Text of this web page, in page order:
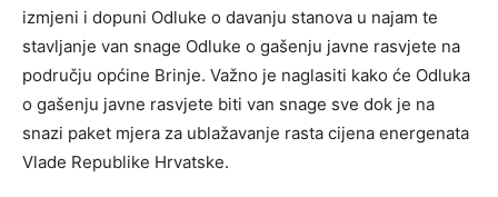
izmjeni i dopuni Odluke o davanju stanova u najam te
stavljanje van snage Odluke o gašenju javne rasvjete na
području općine Brinje. Važno je naglasiti kako će Odluka
o gašenju javne rasvjete biti van snage sve dok je na
snazi paket mjera za ublažavanje rasta cijena energenata
Vlade Republike Hrvatske.